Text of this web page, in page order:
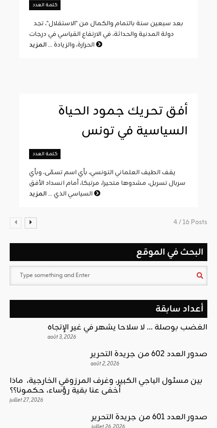
كلمة العدد
دولة المدنية والحداثة، في الارتفاع القياسي في درجات
الحرارة، والزيادة ...
أفق تحريك جمود الحياة
السياسية في تونس
كلمة العدد
يقف الطيف العلماني التونسي، بأي اسم تسمّى، وبأي
سربال تسربل، مشدوها متحيرا، مرتبكا، أمام انسداد الأفق
السياسي الذي ...
4 / 16 Posts
البحث في الموقع
أعداد سابقة
الغضب بوصلة … لا سلاحا يشهر في غير الإتجاه
août 3, 2026
صدور العدد 602 من جريدة التحرير
août 2, 2026
بين مسئول الباجي الكبير، وغرف المرزوقي الخارجية، ماذا
أخفى عنا بقية رؤساء، حكمونا؟؟
juillet 27, 2026
صدور العدد 601 من جريدة التحرير